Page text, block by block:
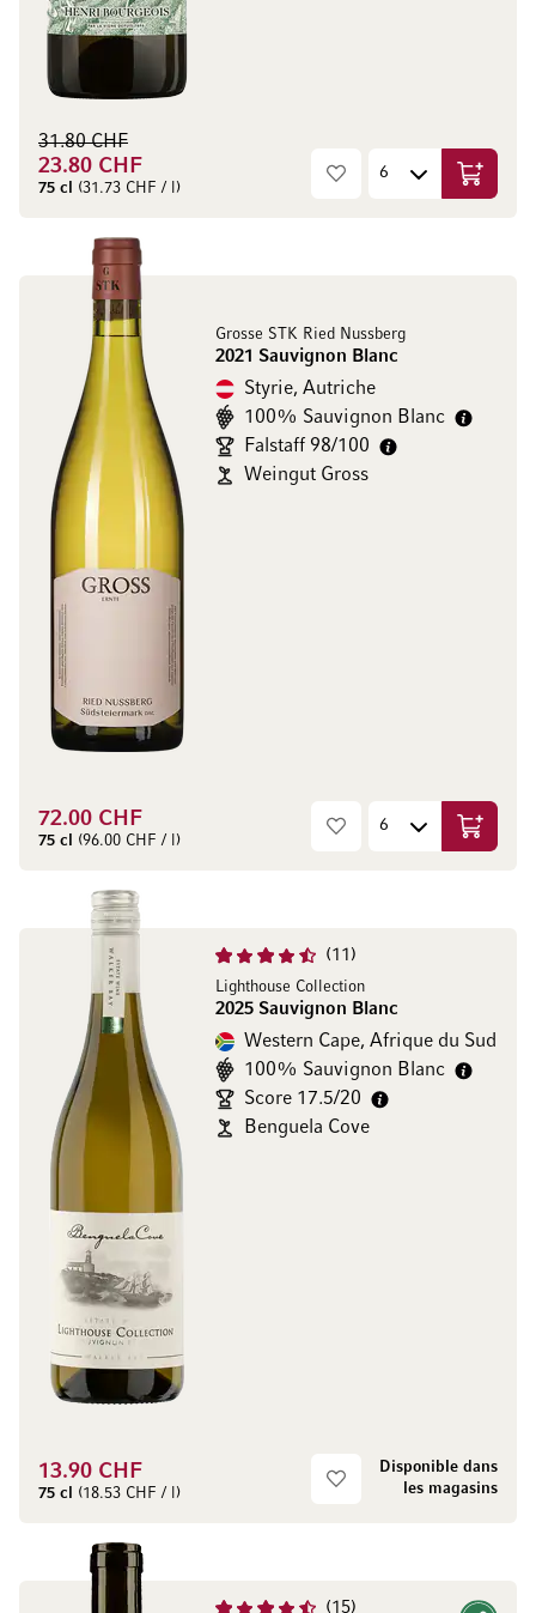
23.80 CHF
31.80 CHF
75 cl (31.73 CHF / l) Ajouter
Grosse STK Ried Nussberg
2021 Sauvignon Blanc
Styrie, Autriche
100% Sauvignon Blanc
Falstaff 98/100
Weingut Gross
72.00 CHF
75 cl (96.00 CHF / l) Ajouter
11
Lighthouse Collection
2025 Sauvignon Blanc
Western Cape, Afrique du Sud
100% Sauvignon Blanc
Score 17.5/20
Benguela Cove
13.90 CHF
75 cl (18.53 CHF / l)
Disponible dans
les magasins
15